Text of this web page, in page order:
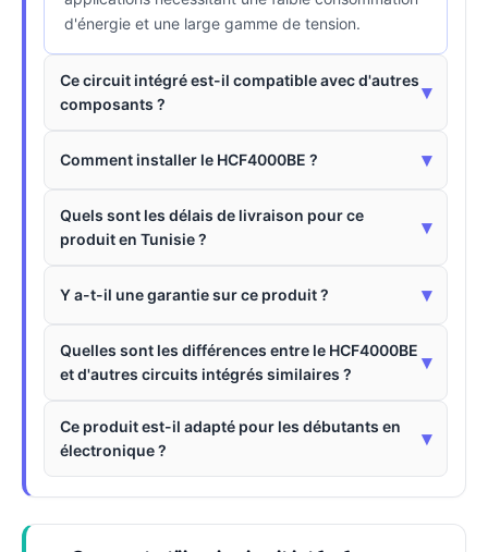
d'énergie et une large gamme de tension.
Ce circuit intégré est-il compatible avec d'autres
composants ?
▾
Comment installer le HCF4000BE ? ▾
Quels sont les délais de livraison pour ce
produit en Tunisie ?
▾
Y a-t-il une garantie sur ce produit ? ▾
Quelles sont les différences entre le HCF4000BE
et d'autres circuits intégrés similaires ?
▾
Ce produit est-il adapté pour les débutants en
électronique ?
▾